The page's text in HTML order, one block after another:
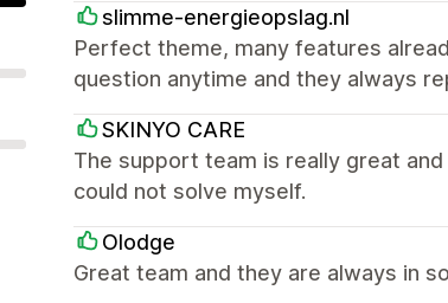
slimme-energieopslag.nl
Perfect theme, many features
question anytime and they always
SKINYO CARE
The support team is really great
could not solve myself.
Olodge
Great team and they are always in